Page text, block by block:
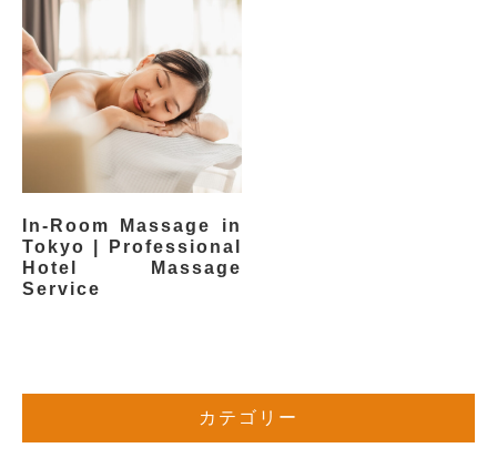
In-Room Massage in
Tokyo | Professional
Hotel Massage
Service
カテゴリー